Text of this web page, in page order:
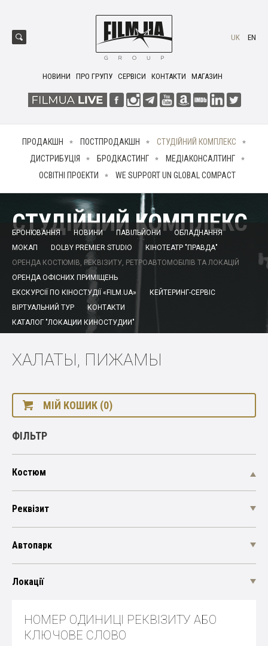
НОВИНИ ПРО ГРУПУ СЕРВІСИ КОНТАКТИ МАГАЗИН
UK EN
ПРОДАКШН ПОСТПРОДАКШН
СТУДІЙНИЙ КОМПЛЕКС
ДИСТРИБУЦІЯ
БРОДКАСТИНГ
МЕДІАКОНСАЛТИНГ
ОСВІТНІ ПРОЕКТИ
WE SUPPORT UN GLOBAL COMPACT
СТУДІЙНИЙ КОМПЛЕКС
БРОНЮВАННЯ НОВИНИ ПАВІЛЬЙОНИ
ОБЛАДНАННЯ
МОКАП
DOLBY PREMIER STUDIO
КІНОТЕАТР "ПРАВДА"
ОРЕНДА КОСТЮМІВ, РЕКВІЗИТУ, РЕТРОАВТОМОБІЛІВ ТА ЛОКАЦІЙ
ОРЕНДА ОФІСНИХ ПРИМІЩЕНЬ
ЕКСКУРСІЇ ПО КІНОСТУДІЇ «FILM.UA»
КЕЙТЕРИНГ-СЕРВІС
ВІРТУАЛЬНИЙ ТУР
КОНТАКТИ
КАТАЛОГ "ЛОКАЦИИ КИНОСТУДИИ"
ХАЛАТЫ, ПИЖАМЫ
МІЙ КОШИК (0)
ФІЛЬТР
Костюм
Реквізит
Автопарк
Локації
НОМЕР ОДИНИЦІ РЕКВІЗИТУ АБО
КЛЮЧОВЕ СЛОВО